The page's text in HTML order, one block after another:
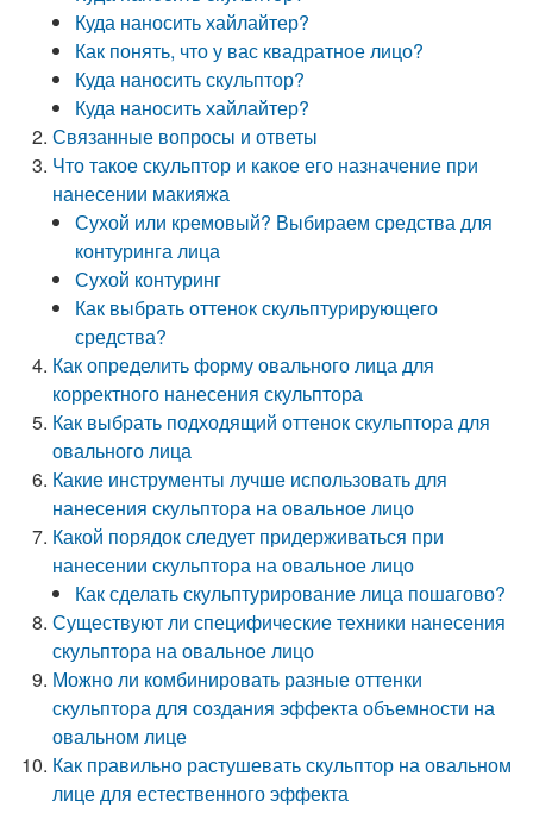
Куда наносить хайлайтер?
Как понять, что у вас квадратное лицо?
Куда наносить скульптор?
Куда наносить хайлайтер?
Связанные вопросы и ответы
Что такое скульптор и какое его назначение при
нанесении макияжа
Сухой или кремовый? Выбираем средства для
контуринга лица
Сухой контуринг
Как выбрать оттенок скульптурирующего
средства?
Как определить форму овального лица для
корректного нанесения скульптора
Как выбрать подходящий оттенок скульптора для
овального лица
Какие инструменты лучше использовать для
нанесения скульптора на овальное лицо
Какой порядок следует придерживаться при
нанесении скульптора на овальное лицо
Как сделать скульптурирование лица пошагово?
Существуют ли специфические техники нанесения
скульптора на овальное лицо
Можно ли комбинировать разные оттенки
скульптора для создания эффекта объемности на
овальном лице
Как правильно растушевать скульптор на овальном
лице для естественного эффекта